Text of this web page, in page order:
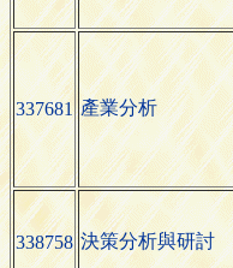
337681 產業分析
338758 決策分析與研討